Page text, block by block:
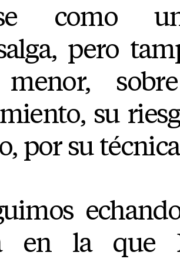
como
pero
menor,
su
por su
en la que